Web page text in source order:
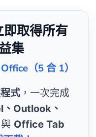
取得所有
集
（5 合 1）
式 ，一次完成
Outlook、
與 Office Tab